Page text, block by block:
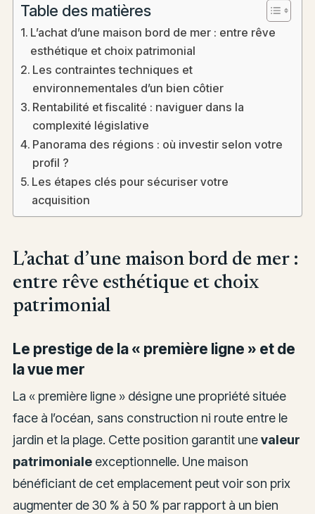
Table des matières
L’achat d’une maison bord de mer : entre rêve
esthétique et choix patrimonial
Les contraintes techniques et
environnementales d’un bien côtier
Rentabilité et fiscalité : naviguer dans la
complexité législative
Panorama des régions : où investir selon votre
profil ?
Les étapes clés pour sécuriser votre
acquisition
L’achat d’une maison bord de mer :
entre rêve esthétique et choix
patrimonial
Le prestige de la « première ligne » et de
la vue mer
La « première ligne » désigne une propriété située
face à l’océan, sans construction ni route entre le
jardin et la plage. Cette position garantit unevaleur
patrimonialeexceptionnelle. Une maison
bénéficiant de cet emplacement peut voir son prix
augmenter de 30 % à 50 % par rapport à un bien